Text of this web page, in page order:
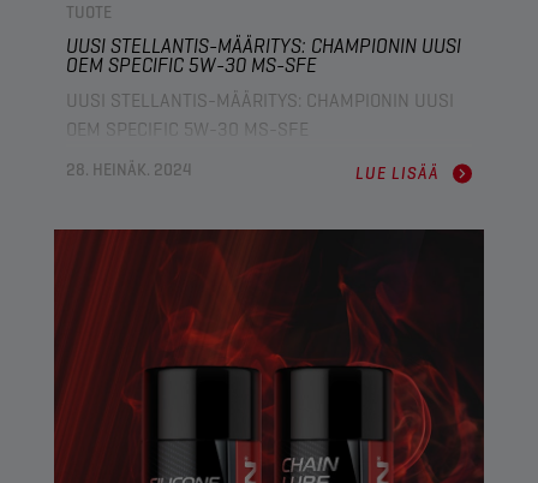
TUOTE
UUSI STELLANTIS-MÄÄRITYS: CHAMPIONIN UUSI
OEM SPECIFIC 5W-30 MS-SFE
UUSI STELLANTIS-MÄÄRITYS: CHAMPIONIN UUSI
OEM SPECIFIC 5W-30 MS-SFE
28. HEINÄK. 2024 LUE LISÄÄ